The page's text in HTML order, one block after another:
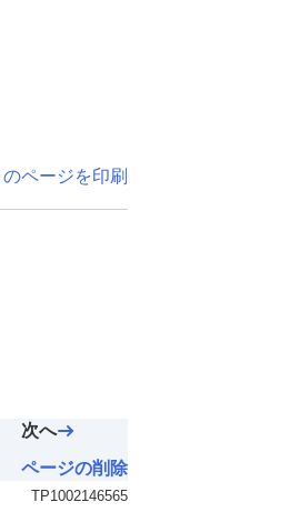
のページを印刷
次へ
ページの削除
TP1002146565